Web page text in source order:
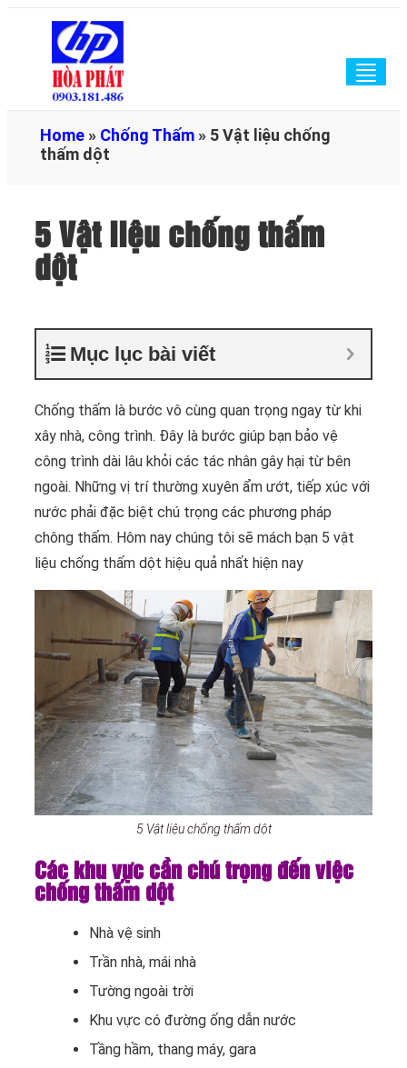
Home » Chống Thấm » 5 Vật liệu chống
thấm dột
5 Vật liệu chống thấm
dột
Mục lục bài viết
Chống thấm là bước vô cùng quan trọng ngay từ khi
xây nhà, công trình. Đây là bước giúp bạn bảo vệ
công trình dài lâu khỏi các tác nhân gây hại từ bên
ngoài. Những vị trí thường xuyên ẩm ướt, tiếp xúc với
nước phải đặc biệt chú trọng các phương pháp
chông thấm. Hôm nay chúng tôi sẽ mách bạn 5 vật
liệu chống thấm dột hiệu quả nhất hiện nay
5 Vật liệu chống thấm dột
Các khu vực cần chú trọng đến việc
chống thấm dột
Nhà vệ sinh
Trần nhà, mái nhà
Tường ngoài trời
Khu vực có đường ống dẫn nước
Tầng hầm, thang máy, gara